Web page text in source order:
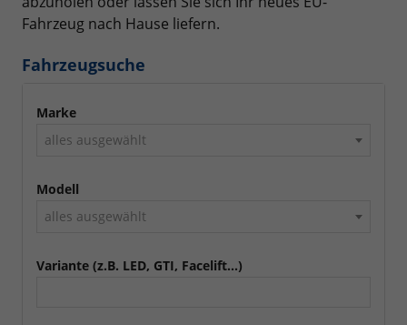
Fahrzeug nach Hause liefern.
Fahrzeugsuche
Marke
alles ausgewählt
Modell
alles ausgewählt
Variante (z.B. LED, GTI, Facelift...)